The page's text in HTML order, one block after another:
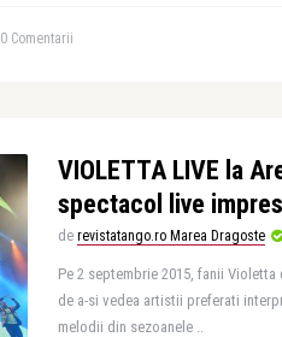
0 Comentarii
VIOLETTA LIVE la
spectacol live
de revistatango.ro Marea Dragoste
Pe 2 septembrie 2015, fanii
de a-si vedea artistii preferati
melodii din sezoanele ..